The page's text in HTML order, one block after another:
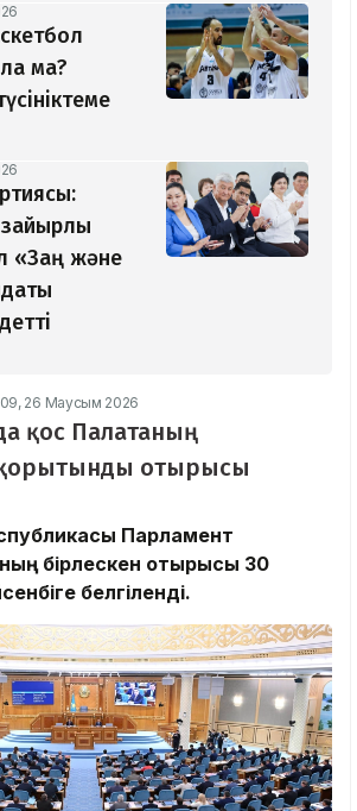
ма?
зайырлы
«Заң және
26 Маусым 2026
қос Палатаның
қорытынды отырысы
Парламент
бірлескен отырысы 30
белгіленді.